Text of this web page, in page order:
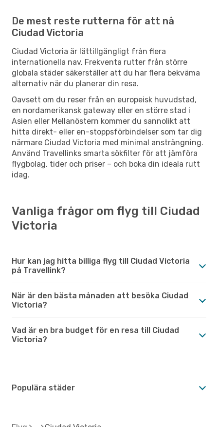
De mest reste rutterna för att nå
Ciudad Victoria
Ciudad Victoria är lättillgängligt från flera
internationella nav. Frekventa rutter från större
globala städer säkerställer att du har flera bekväma
alternativ när du planerar din resa.
Oavsett om du reser från en europeisk huvudstad,
en nordamerikansk gateway eller en större stad i
Asien eller Mellanöstern kommer du sannolikt att
hitta direkt- eller en-stoppsförbindelser som tar dig
närmare Ciudad Victoria med minimal ansträngning.
Använd Travellinks smarta sökfilter för att jämföra
flygbolag, tider och priser – och boka din ideala rutt
idag.
Vanliga frågor om flyg till Ciudad
Victoria
Hur kan jag hitta billiga flyg till Ciudad Victoria
på Travellink?
När är den bästa månaden att besöka Ciudad
Victoria?
Vad är en bra budget för en resa till Ciudad
Victoria?
Populära städer